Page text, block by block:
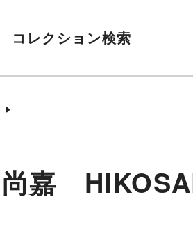
コレクション検索
嘉